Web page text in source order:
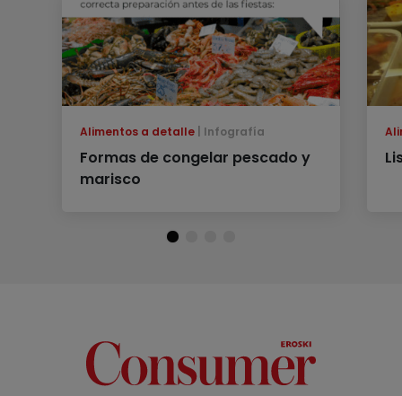
Alimentos a detalle Infografía
Formas de congelar pescado y
marisco